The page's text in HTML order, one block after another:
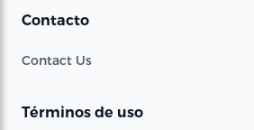
Contacto
Contact Us
Términos de uso